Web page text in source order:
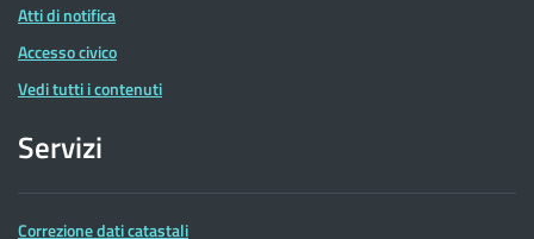
Atti di notifica
Accesso civico
Vedi tutti i contenuti
Servizi
Correzione dati catastali